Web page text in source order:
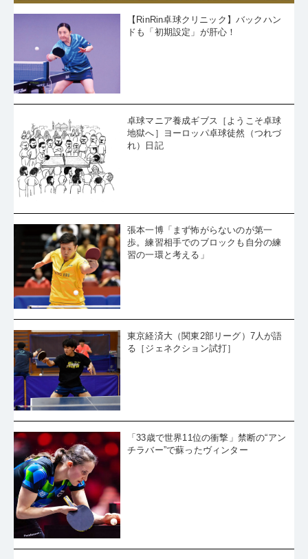
【RinRin卓球クリニック】バックハン
ドも「初期設定」が肝心！
卓球マニア養成ギブス［ようこそ卓球
地獄へ］ヨーロッパ卓球徒然（つれづ
れ）日記
張本一博「まず怖がらないのが第一
歩。練習相手でのブロックも自分の練
習の一環と考える」
東京経済大（関東2部リーグ）7人が語
る［ジェネクション試打］
「33歳で世界11位の衝撃」禁断の“アン
チラバー”で蘇ったヴィンター